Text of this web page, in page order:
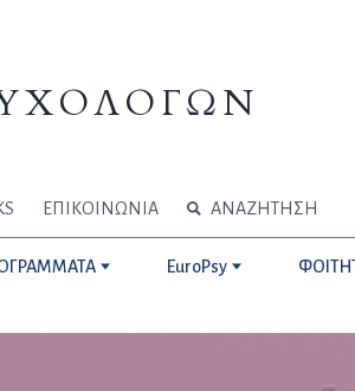
ΕΠΙΚΟΙΝΩΝΙΑ ΑΝΑΖΗΤΗΣΗ
EuroPsy